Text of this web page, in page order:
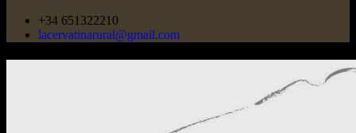
+34 651322210
lacervatinarural@gmail.com